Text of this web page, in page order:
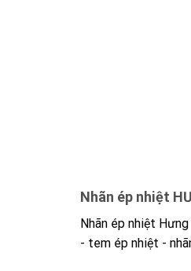
Nhãn ép nhiệt
Nhãn ép nhiệt
- tem ép nhiệt -